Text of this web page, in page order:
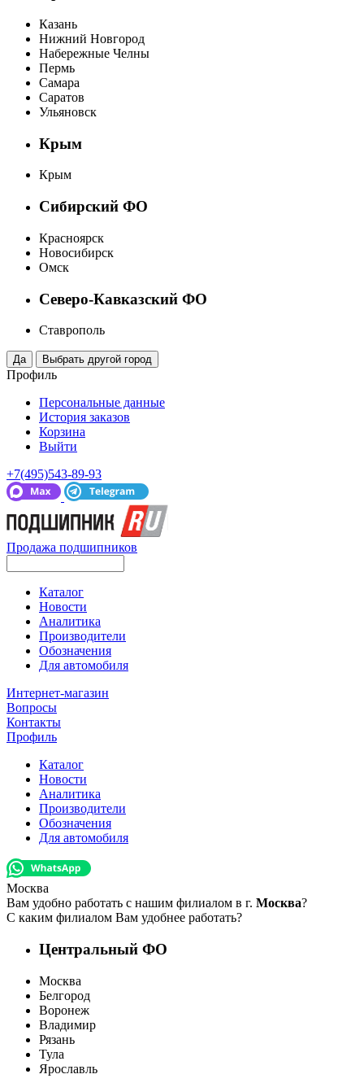
Казань
Нижний Новгород
Набережные Челны
Пермь
Самара
Саратов
Ульяновск
Крым
Крым
Сибирский ФО
Красноярск
Новосибирск
Омск
Северо-Кавказский ФО
Ставрополь
Профиль
Персональные данные
История заказов
Корзина
Выйти
+7(495)543-89-93
Продажа подшипников
Каталог
Новости
Аналитика
Производители
Обозначения
Для автомобиля
Интернет-магазин
Вопросы
Контакты
Профиль
Каталог
Новости
Аналитика
Производители
Обозначения
Для автомобиля
Москва
Вам удобно работать с нашим филиалом в г. Москва?
С каким филиалом Вам удобнее работать?
Центральный ФО
Москва
Белгород
Воронеж
Владимир
Рязань
Тула
Ярославль